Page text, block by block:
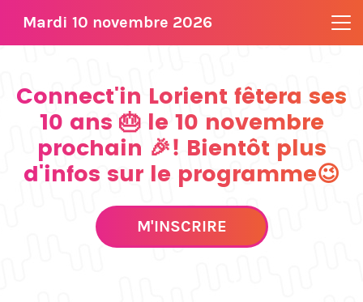
Mardi 10 novembre 2026
Connect'in Lorient fêtera ses
10 ans 🎂 le 10 novembre
prochain 🎉! Bientôt plus
d'infos sur le programme😉
M'INSCRIRE